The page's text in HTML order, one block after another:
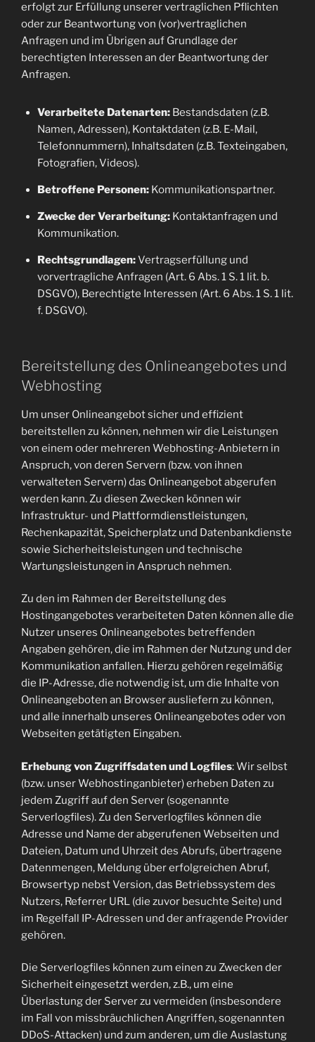
erfolgt zur Erfüllung unserer vertraglichen Pflichten
oder zur Beantwortung von (vor)vertraglichen
Anfragen und im Übrigen auf Grundlage der
berechtigten Interessen an der Beantwortung der
Anfragen.
Verarbeitete Datenarten:Bestandsdaten (z.B.
Namen, Adressen), Kontaktdaten (z.B. E-Mail,
Telefonnummern), Inhaltsdaten (z.B. Texteingaben,
Fotografien, Videos).
Betroffene Personen:Kommunikationspartner.
Zwecke der Verarbeitung:Kontaktanfragen und
Kommunikation.
Rechtsgrundlagen:Vertragserfüllung und
vorvertragliche Anfragen (Art. 6 Abs. 1 S. 1 lit. b.
DSGVO), Berechtigte Interessen (Art. 6 Abs. 1 S. 1 lit.
f. DSGVO).
Bereitstellung des Onlineangebotes und
Webhosting
Um unser Onlineangebot sicher und effizient
bereitstellen zu können, nehmen wir die Leistungen
von einem oder mehreren Webhosting-Anbietern in
Anspruch, von deren Servern (bzw. von ihnen
verwalteten Servern) das Onlineangebot abgerufen
werden kann. Zu diesen Zwecken können wir
Infrastruktur- und Plattformdienstleistungen,
Rechenkapazität, Speicherplatz und Datenbankdienste
sowie Sicherheitsleistungen und technische
Wartungsleistungen in Anspruch nehmen.
Zu den im Rahmen der Bereitstellung des
Hostingangebotes verarbeiteten Daten können alle die
Nutzer unseres Onlineangebotes betreffenden
Angaben gehören, die im Rahmen der Nutzung und der
Kommunikation anfallen. Hierzu gehören regelmäßig
die IP-Adresse, die notwendig ist, um die Inhalte von
Onlineangeboten an Browser ausliefern zu können,
und alle innerhalb unseres Onlineangebotes oder von
Webseiten getätigten Eingaben.
Erhebung von Zugriffsdaten und Logfiles: Wir selbst
(bzw. unser Webhostinganbieter) erheben Daten zu
jedem Zugriff auf den Server (sogenannte
Serverlogfiles). Zu den Serverlogfiles können die
Adresse und Name der abgerufenen Webseiten und
Dateien, Datum und Uhrzeit des Abrufs, übertragene
Datenmengen, Meldung über erfolgreichen Abruf,
Browsertyp nebst Version, das Betriebssystem des
Nutzers, Referrer URL (die zuvor besuchte Seite) und
im Regelfall IP-Adressen und der anfragende Provider
gehören.
Die Serverlogfiles können zum einen zu Zwecken der
Sicherheit eingesetzt werden, z.B., um eine
Überlastung der Server zu vermeiden (insbesondere
im Fall von missbräuchlichen Angriffen, sogenannten
DDoS-Attacken) und zum anderen, um die Auslastung